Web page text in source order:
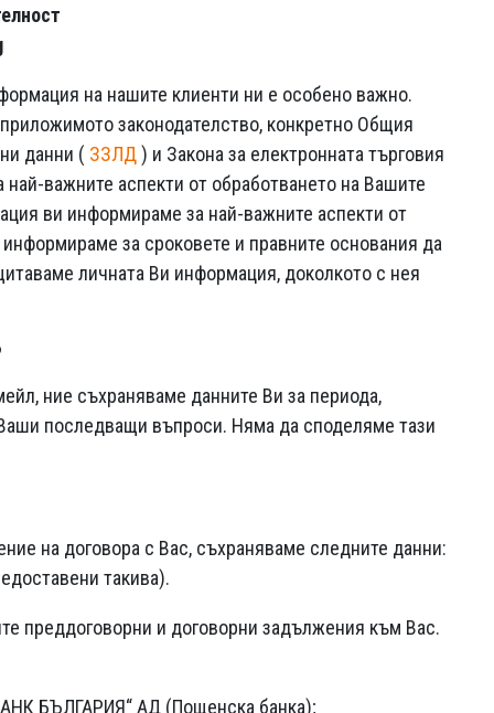
на нашите клиенти ни е особено важно.
законодателство, конкретно Общия
данни ( ЗЗЛД) и Закона за електронната търговия
важните аспекти от обработването на Вашите
ви информираме за най-важните аспекти от
за сроковете и правните основания да
личната Ви информация, доколкото с нея
ние съхраняваме данните Ви за периода,
последващи въпроси. Няма да споделяме тази
на договора с Вас, съхраняваме следните данни:
такива).
преддоговорни и договорни задължения към Вас.
БЪЛГАРИЯ“ АД (Пощенска банка);